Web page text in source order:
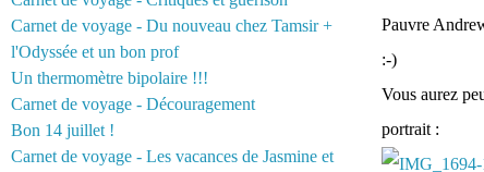
Carnet de voyage - Du nouveau chez Tamsir +
l'Odyssée et un bon prof
Un thermomètre bipolaire !!!
Carnet de voyage - Découragement
Bon 14 juillet !
Carnet de voyage - Les vacances de Jasmine et
Pauvre
:-)
Vous aurez
portrait :